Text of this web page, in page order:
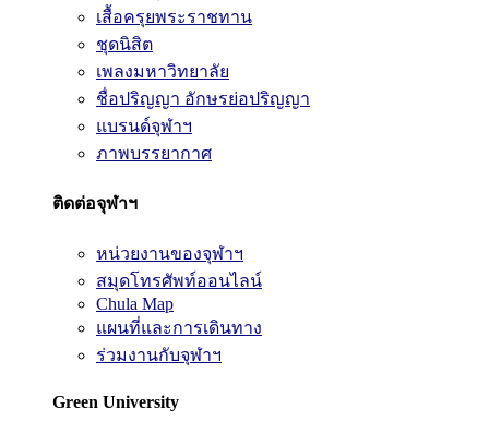
เสื้อครุยพระราชทาน
ชุดนิสิต
เพลงมหาวิทยาลัย
ชื่อปริญญา อักษรย่อปริญญา
แบรนด์จุฬาฯ
ภาพบรรยากาศ
ติดต่อจุฬาฯ
หน่วยงานของจุฬาฯ
สมุดโทรศัพท์ออนไลน์
Chula Map
แผนที่และการเดินทาง
ร่วมงานกับจุฬาฯ
Green University